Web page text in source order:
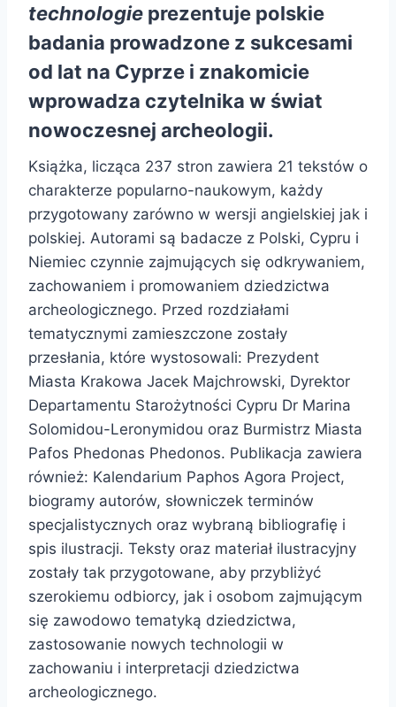
technologie prezentuje polskie
badania prowadzone z sukcesami
od lat na Cyprze i znakomicie
wprowadza czytelnika w świat
nowoczesnej archeologii.
Książka, licząca 237 stron zawiera 21 tekstów o
charakterze popularno-naukowym, każdy
przygotowany zarówno w wersji angielskiej jak i
polskiej. Autorami są badacze z Polski, Cypru i
Niemiec czynnie zajmujących się odkrywaniem,
zachowaniem i promowaniem dziedzictwa
archeologicznego. Przed rozdziałami
tematycznymi zamieszczone zostały
przesłania, które wystosowali: Prezydent
Miasta Krakowa Jacek Majchrowski, Dyrektor
Departamentu Starożytności Cypru Dr Marina
Solomidou-Leronymidou oraz Burmistrz Miasta
Pafos Phedonas Phedonos. Publikacja zawiera
również: Kalendarium Paphos Agora Project,
biogramy autorów, słowniczek terminów
specjalistycznych oraz wybraną bibliografię i
spis ilustracji. Teksty oraz materiał ilustracyjny
zostały tak przygotowane, aby przybliżyć
szerokiemu odbiorcy, jak i osobom zajmującym
się zawodowo tematyką dziedzictwa,
zastosowanie nowych technologii w
zachowaniu i interpretacji dziedzictwa
archeologicznego.